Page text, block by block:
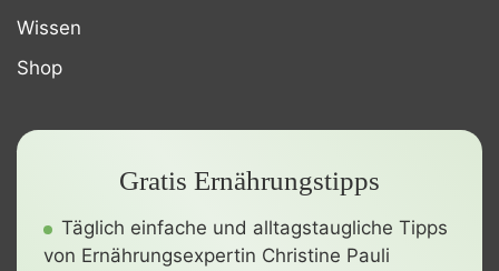
Wissen
Shop
Gratis Ernährungstipps
Täglich einfache und alltagstaugliche Tipps
von Ernährungsexpertin Christine Pauli